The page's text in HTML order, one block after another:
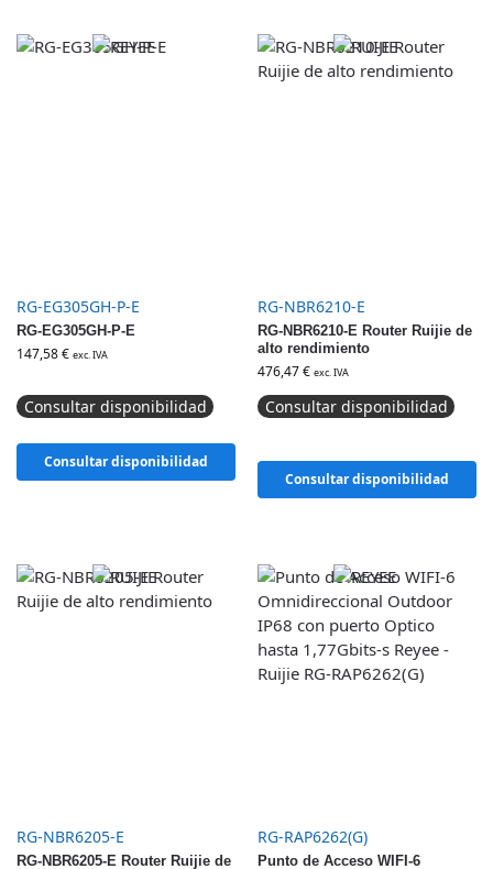
RG-EG305GH-P-E
RG-EG305GH-P-E
147,58€ exc. IVA
Consultar disponibilidad
Consultar disponibilidad
RG-NBR6210-E
RG-NBR6210-E Router Ruijie de
alto rendimiento
476,47€ exc. IVA
Consultar disponibilidad
Consultar disponibilidad
RG-NBR6205-E
RG-NBR6205-E Router Ruijie de
RG-RAP6262(G)
Punto de Acceso WIFI-6